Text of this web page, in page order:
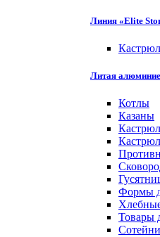
Линия «Elite
Литая
Котлы
Казаны
Формы
Товары